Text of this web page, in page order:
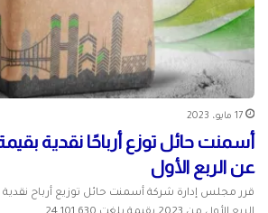
17 مايو، 2023
عن الربع الأول
قرر مجلس إدارة شركة أسمنت حائل توزيع أرباح